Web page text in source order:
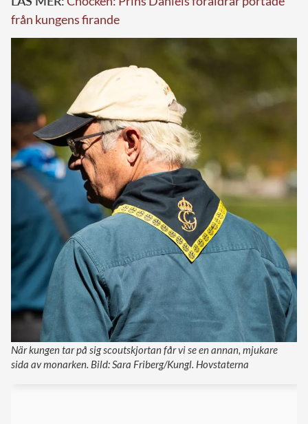
från kungens firande
När kungen tar på sig scoutskjortan får vi se en annan, mjukare
sida av monarken. Bild: Sara Friberg/Kungl. Hovstaterna